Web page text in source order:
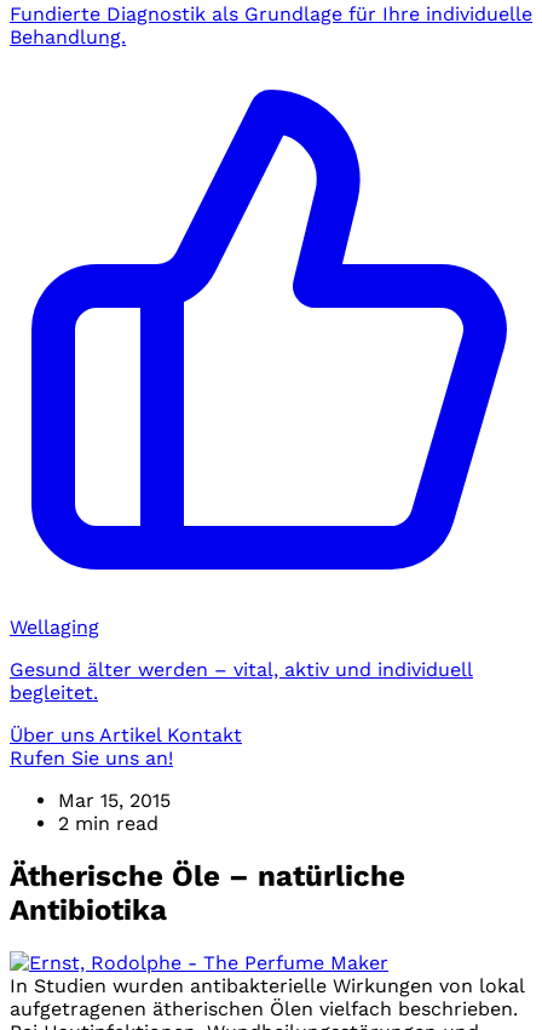
Fundierte Diagnostik als Grundlage für Ihre individuelle
Behandlung.
Wellaging
Gesund älter werden – vital, aktiv und individuell
begleitet.
Über uns Artikel Kontakt
Rufen Sie uns an!
Mar 15, 2015
2 min read
Ätherische Öle – natürliche
Antibiotika
In Studien wurden antibakterielle Wirkungen von lokal
aufgetragenen ätherischen Ölen vielfach beschrieben.